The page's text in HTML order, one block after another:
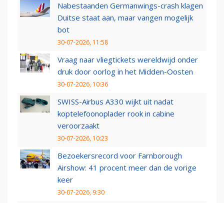
Nabestaanden Germanwings-crash klagen
Duitse staat aan, maar vangen mogelijk
bot
30-07-2026, 11:58
Vraag naar vliegtickets wereldwijd onder
druk door oorlog in het Midden-Oosten
30-07-2026, 10:36
SWISS-Airbus A330 wijkt uit nadat
koptelefoonoplader rook in cabine
veroorzaakt
30-07-2026, 10:23
Bezoekersrecord voor Farnborough
Airshow: 41 procent meer dan de vorige
keer
30-07-2026, 9:30